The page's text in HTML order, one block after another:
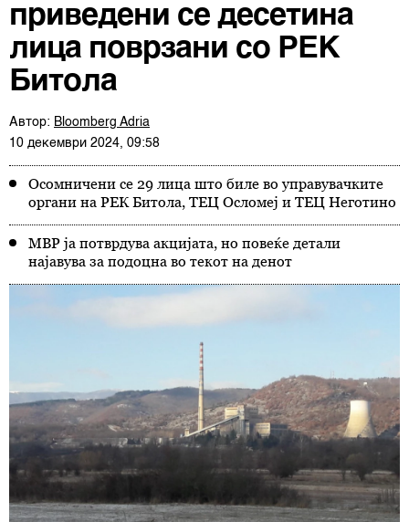
приведени се десетина
лица поврзани со РЕК
Битола
Автор: Bloomberg Adria
10 декември 2024, 09:58
Осомничени се 29 лица што биле во управувачките
органи на РЕК Битола, ТЕЦ Осломеј и ТЕЦ Неготино
МВР ја потврдува акцијата, но повеќе детали
најавува за подоцна во текот на денот